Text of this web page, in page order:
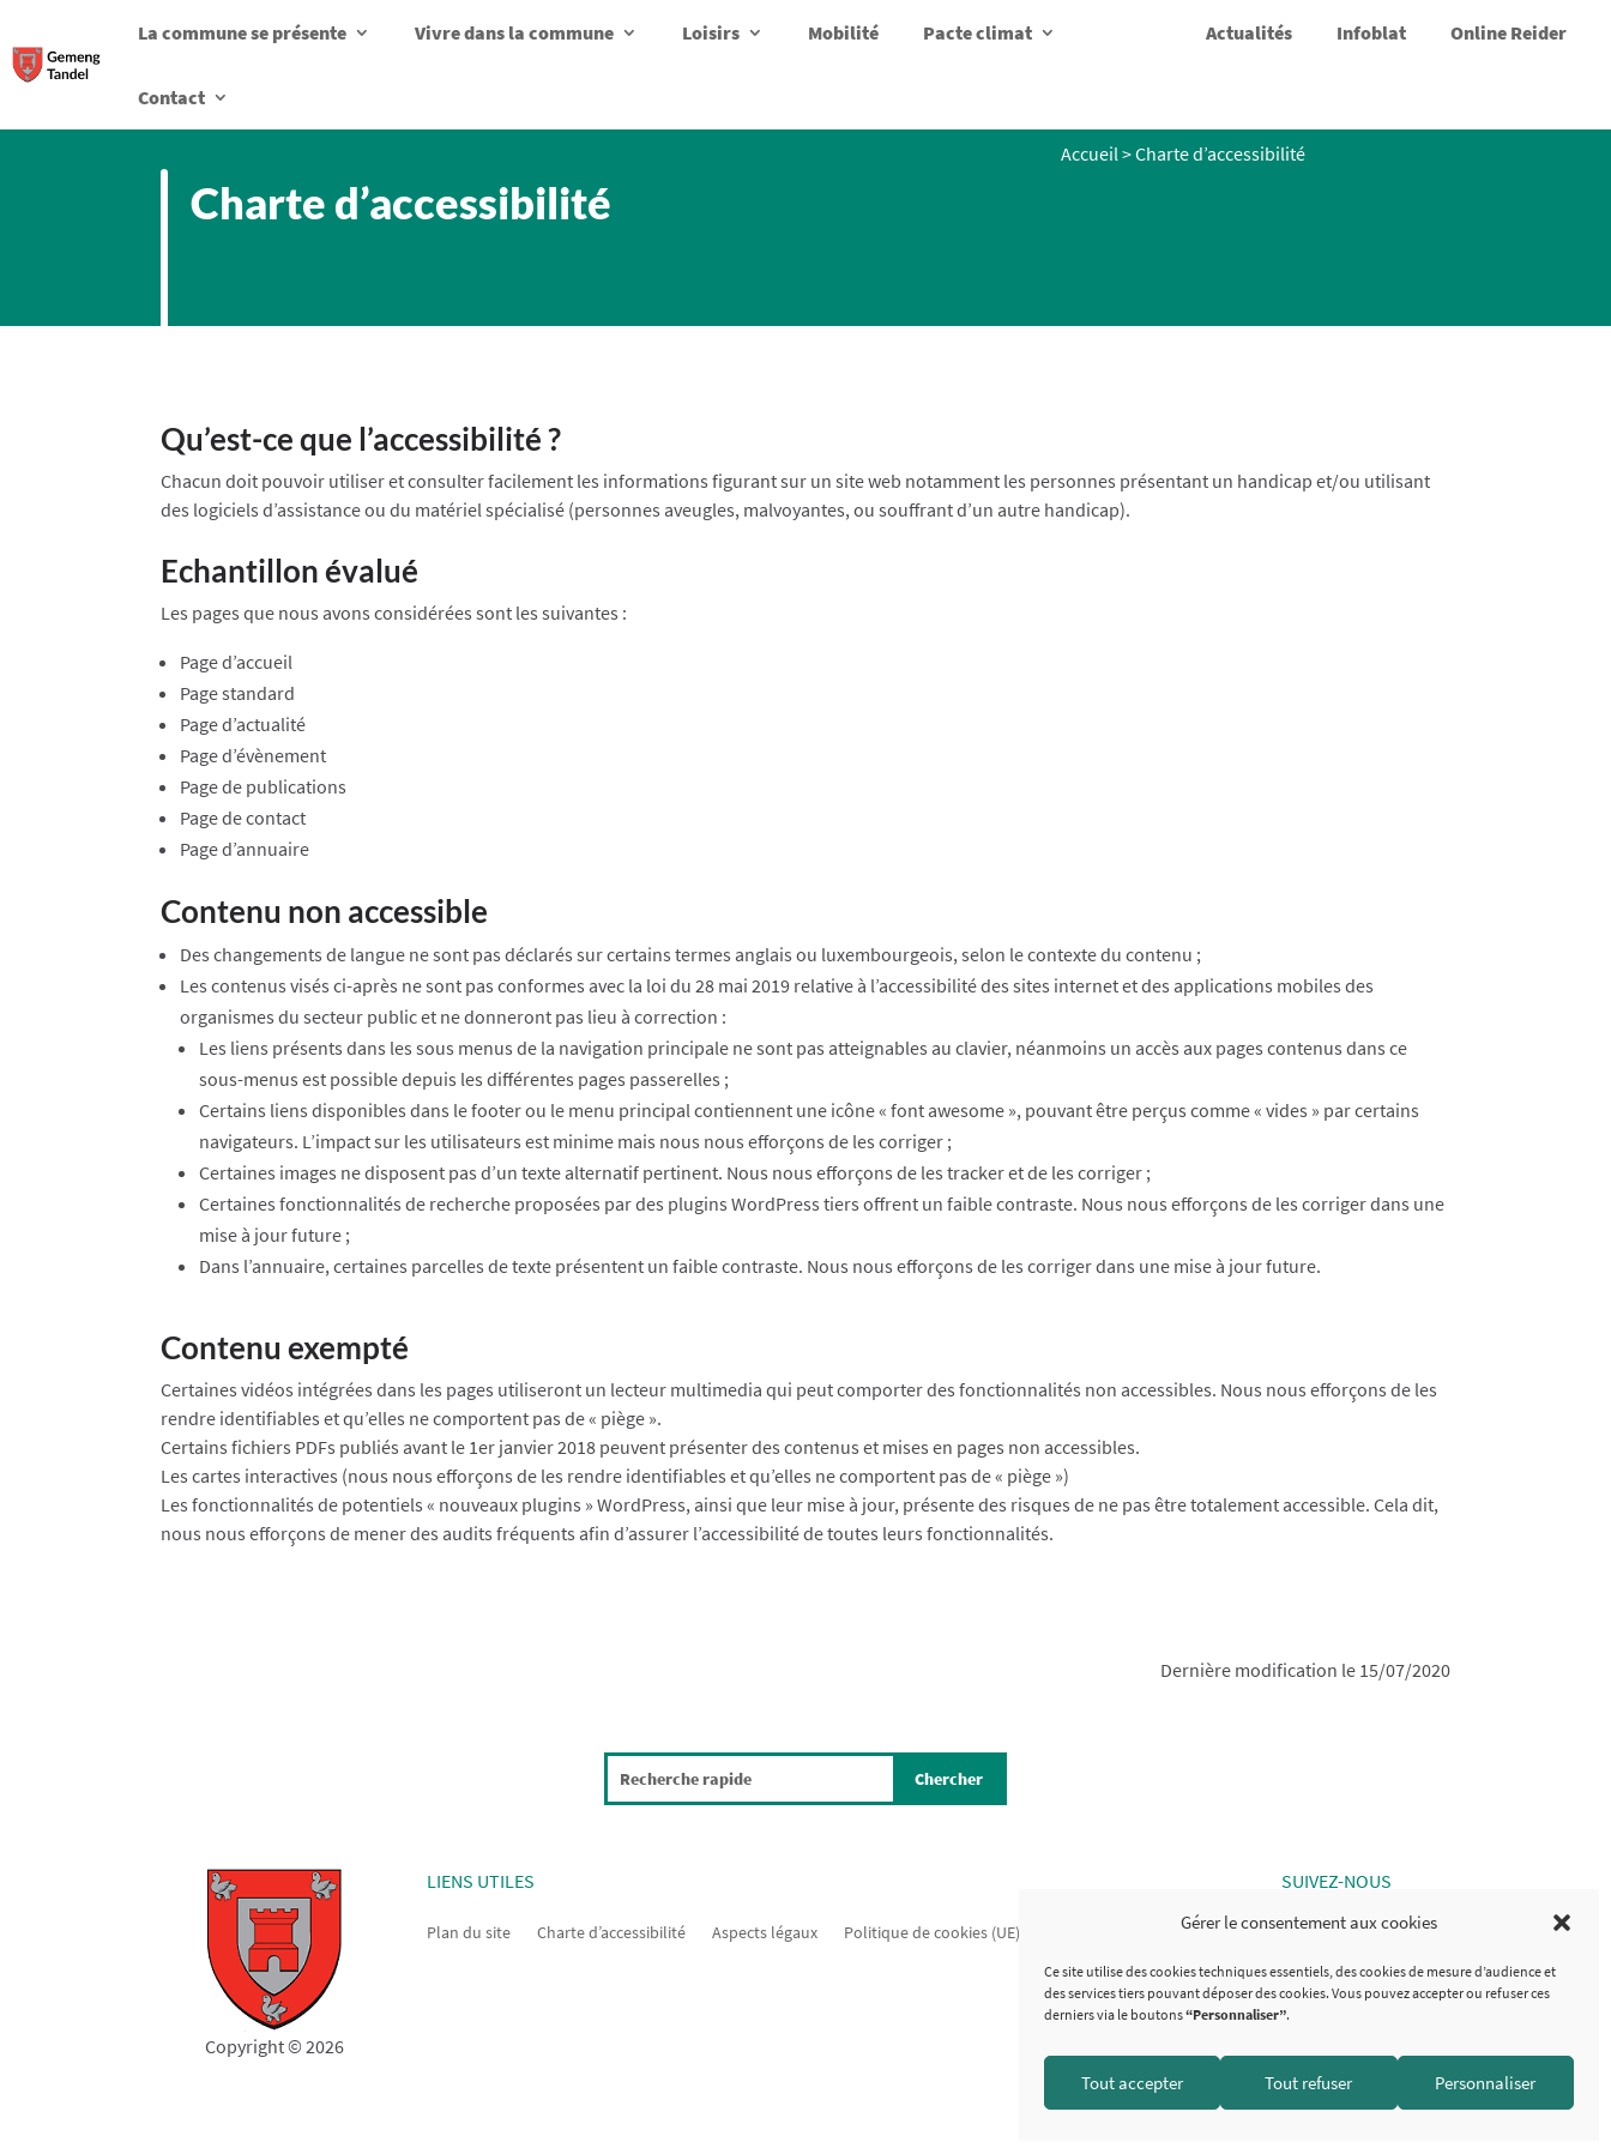
Gérer le consentement aux cookies
Ce site utilise des cookies techniques essentiels, des cookies de mesure d’audience et
des services tiers pouvant déposer des cookies. Vous pouvez accepter ou refuser ces
derniers via le boutons“Personnaliser”.
Tout accepter Tout refuser Personnaliser
La commune se présente Vivre dans la commune Loisirs Mobilité Pacte climat Actualités Infoblat Online Reider
Contact
Charte d’accessibilité
Accueil>Charte d’accessibilité
Qu’est-ce que l’accessibilité ?
Chacun doit pouvoir utiliser et consulter facilement les informations figurant sur un site web notamment les personnes présentant un handicap et/ou utilisant
des logiciels d’assistance ou du matériel spécialisé (personnes aveugles, malvoyantes, ou souffrant d’un autre handicap).
Echantillon évalué
Les pages que nous avons considérées sont les suivantes :
Page d’accueil
Page standard
Page d’actualité
Page d’évènement
Page de publications
Page de contact
Page d’annuaire
Contenu non accessible
Des changements de langue ne sont pas déclarés sur certains termes anglais ou luxembourgeois, selon le contexte du contenu ;
Les contenus visés ci-après ne sont pas conformes avec la loi du 28 mai 2019 relative à l’accessibilité des sites internet et des applications mobiles des
organismes du secteur public et ne donneront pas lieu à correction :
Les liens présents dans les sous menus de la navigation principale ne sont pas atteignables au clavier, néanmoins un accès aux pages contenus dans ce
sous-menus est possible depuis les différentes pages passerelles ;
Certains liens disponibles dans le footer ou le menu principal contiennent une icône « font awesome », pouvant être perçus comme « vides » par certains
navigateurs. L’impact sur les utilisateurs est minime mais nous nous efforçons de les corriger ;
Certaines images ne disposent pas d’un texte alternatif pertinent. Nous nous efforçons de les tracker et de les corriger ;
Certaines fonctionnalités de recherche proposées par des plugins WordPress tiers offrent un faible contraste. Nous nous efforçons de les corriger dans une
mise à jour future ;
Dans l’annuaire, certaines parcelles de texte présentent un faible contraste. Nous nous efforçons de les corriger dans une mise à jour future.
Contenu exempté
Certaines vidéos intégrées dans les pages utiliseront un lecteur multimedia qui peut comporter des fonctionnalités non accessibles. Nous nous efforçons de les
rendre identifiables et qu’elles ne comportent pas de « piège ».
Certains fichiers PDFs publiés avant le 1er janvier 2018 peuvent présenter des contenus et mises en pages non accessibles.
Les cartes interactives (nous nous efforçons de les rendre identifiables et qu’elles ne comportent pas de « piège »)
Les fonctionnalités de potentiels « nouveaux plugins » WordPress, ainsi que leur mise à jour, présente des risques de ne pas être totalement accessible. Cela dit,
nous nous efforçons de mener des audits fréquents afin d’assurer l’accessibilité de toutes leurs fonctionnalités.
Dernière modification le 15/07/2020
Copyright © 2026
LIENS UTILES
Plan du site Charte d’accessibilité Aspects légaux Politique de cookies (UE)
SUIVEZ-NOUS